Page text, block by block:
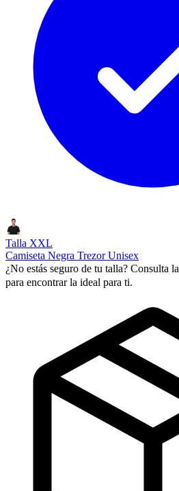
Talla XXL
Camiseta Negra Trezor Unisex
¿No estás seguro de tu talla? Consulta la
para encontrar la ideal para ti.